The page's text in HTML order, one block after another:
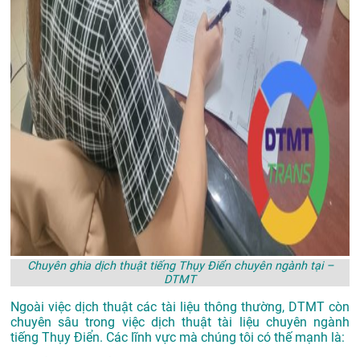
Chuyên ghia dịch thuật tiếng Thụy Điển chuyên ngành tại –
DTMT
Ngoài việc dịch thuật các tài liệu thông thường, DTMT còn
chuyên sâu trong việc dịch thuật tài liệu chuyên ngành
tiếng Thụy Điển. Các lĩnh vực mà chúng tôi có thế mạnh là: